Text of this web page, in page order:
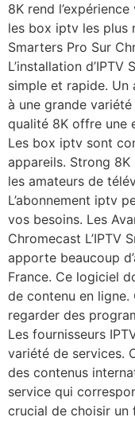
8K rend
les box iptv les plus
Smarters Pro Sur
L’installation
simple et rapide. Un
à une grande
qualité 8K offre une
Les box iptv sont
appareils. Strong
les amateurs de
L’abonnement iptv
vos besoins. Les
Chromecast L’IPTV
apporte beaucoup
France. Ce logiciel
de contenu en ligne.
regarder des
Les fournisseurs
variété de services.
des contenus
service qui
crucial de choisir un